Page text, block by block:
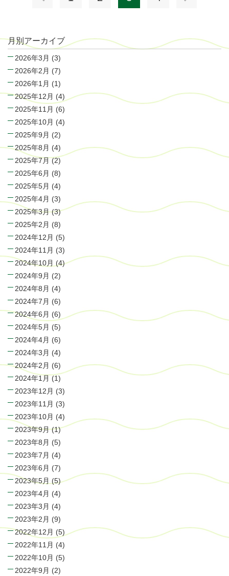
月別アーカイブ
2026年3月 (3)
2026年2月 (7)
2026年1月 (1)
2025年12月 (4)
2025年11月 (6)
2025年10月 (4)
2025年9月 (2)
2025年8月 (4)
2025年7月(2)
2025年6月 (8)
2025年5月 (4)
2025年4月 (3)
2025年3月(3)
2025年2月 (8)
2024年12月 (5)
2024年11月 (3)
2024年10月 (4)
2024年9月 (2)
2024年8月 (4)
2024年7月 (6)
2024年6月 (6)
2024年5月 (5)
2024年4月 (6)
2024年3月 (4)
2024年2月 (6)
2024年1月(1)
2023年12月 (3)
2023年11月 (3)
2023年10月 (4)
2023年9月(1)
2023年8月 (5)
2023年7月 (4)
2023年6月 (7)
2023年5月 (5)
2023年4月 (4)
2023年3月 (4)
2023年2月 (9)
2022年12月 (5)
2022年11月 (4)
2022年10月 (5)
2022年9月 (2)